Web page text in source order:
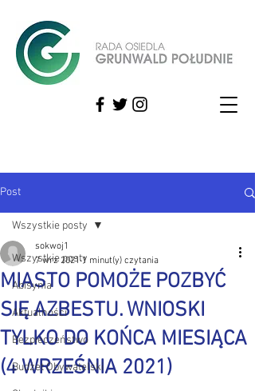
Post
Wszystkie posty
Abisynia
Aktualności
Bezpieczeństwo
Budżet Obywatelski
Wszystkie posty
MIASTO POMOŻE POZBYĆ
SIĘ AZBESTU. WNIOSKI
TYLKO DO KOŃCA MIESIĄCA
(4 WRZEŚNIA 2021)
sokwoj1
7 wrz 2021 1 minut(y) czytania